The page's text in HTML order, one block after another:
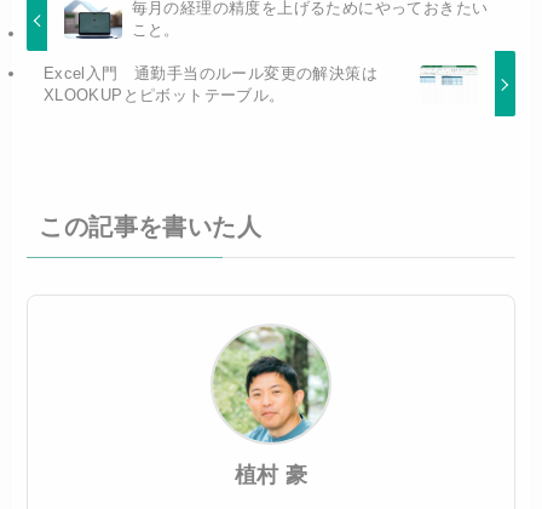
毎月の経理の精度を上げるためにやっておきたい
こと。
Excel入門 通勤手当のルール変更の解決策は
XLOOKUPとピボットテーブル。
この記事を書いた人
植村 豪